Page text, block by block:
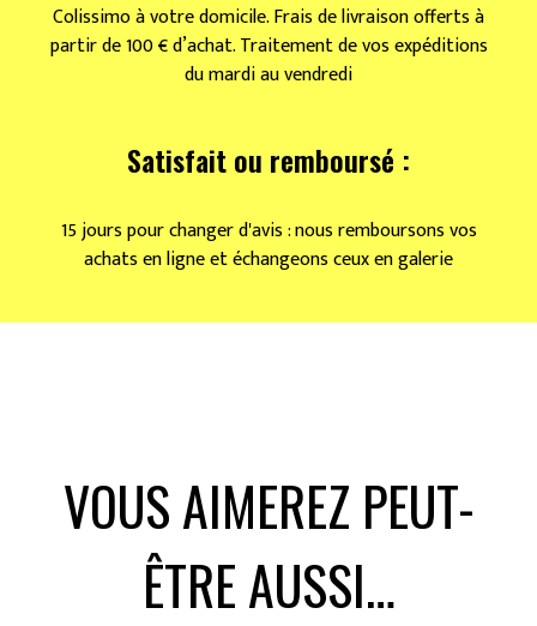
Colissimo à votre domicile. Frais de livraison offerts à
partir de 100 € d’achat. Traitement de vos expéditions
du mardi au vendredi
Satisfait ou remboursé :
15 jours pour changer d'avis : nous remboursons vos
achats en ligne et échangeons ceux en galerie
VOUS AIMEREZ PEUT-
ÊTRE AUSSI…